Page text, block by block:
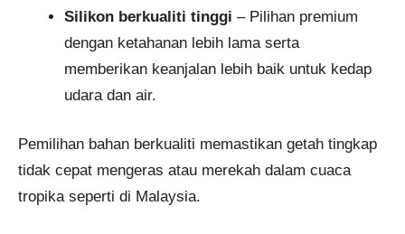
Silikon berkualiti tinggi – Pilihan premium
dengan ketahanan lebih lama serta
memberikan keanjalan lebih baik untuk kedap
udara dan air.
Pemilihan bahan berkualiti memastikan getah tingkap
tidak cepat mengeras atau merekah dalam cuaca
tropika seperti di Malaysia.